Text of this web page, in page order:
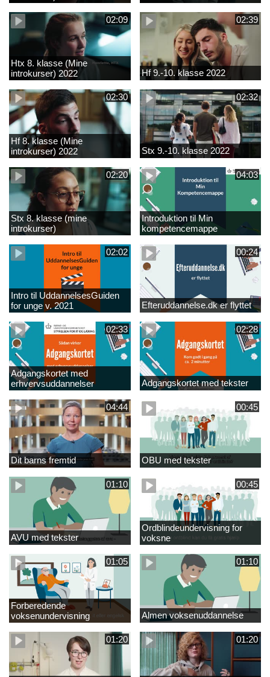
02:09
Htx 8. klasse (Mine
introkurser) 2022
02:39
Hf 9.-10. klasse 2022
02:30
Hf 8. klasse (Mine
introkurser) 2022
02:32
Stx 9.-10. klasse 2022
02:20
Stx 8. klasse (mine
introkurser)
04:03
Introduktion til Min
kompetencemappe
02:02
Intro til UddannelsesGuiden
for unge v. 2021
00:24
Efteruddannelse.dk er flyttet
02:33
Adgangskortet med
erhvervsuddannelser
02:28
Adgangskortet med tekster
04:44
Dit barns fremtid
00:45
OBU med tekster
01:10
AVU med tekster
00:45
Ordblindeundervisning for
voksne
01:05
Forberedende
voksenundervisning
01:10
Almen voksenuddannelse
01:20 01:20